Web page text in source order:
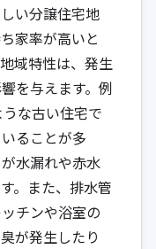
い分譲住宅地
家率が高いと
域特性は、発生
を与えます。例
な古い住宅で
ることが多
水漏れや赤水
。また、排水管
チンや浴室の
が発生したり